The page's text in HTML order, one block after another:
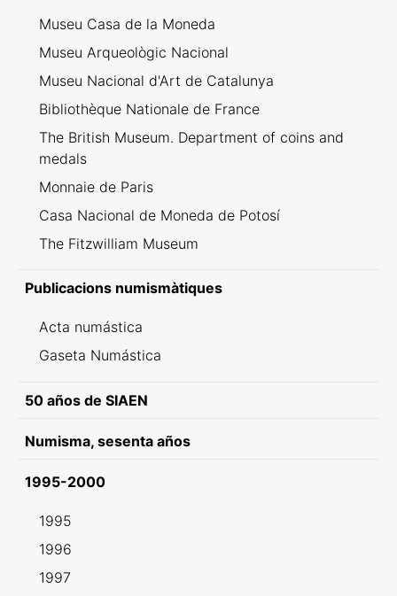
Museu Casa de la Moneda
Museu Arqueològic Nacional
Museu Nacional d'Art de Catalunya
Bibliothèque Nationale de France
The British Museum. Department of coins and
medals
Monnaie de Paris
Casa Nacional de Moneda de Potosí
The Fitzwilliam Museum
Publicacions numismàtiques
Acta numástica
Gaseta Numástica
50 años de SIAEN
Numisma, sesenta años
1995-2000
1995
1996
1997